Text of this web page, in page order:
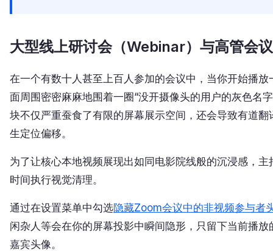
大型线上研讨会（Webinar）与高管会
在一个有数十人甚至上百人参加的会议中，当你开始播
面周围密密麻麻地围着一圈“没开摄像头的用户的灰色名
块不仅严重蚕食了有限的屏幕展示空间，还会导致有道
生定位偏移。
为了让核心本地视频展现出如同电影院线般的沉浸感，
时间执行视觉清理。
通过在设置菜单中勾选隐藏Zoom会议中的非视频参与者
闲杂人等会在你的屏幕投影中瞬间隐形，只留下当前播
嘉宾头像。